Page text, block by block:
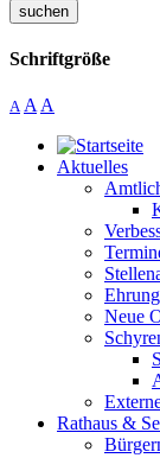
suchen
Schriftgröße
A A A
Aktuelles
Neue
Rathaus &